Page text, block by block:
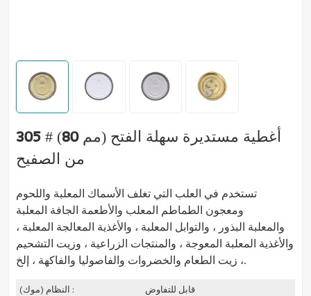
305 # (80 مم) أغطية مستديرة سهلة الفتح
من الصفيح
تستخدم في العلب التي تغلف الأسماك المعلبة واللحوم
ومعجون الطماطم المعلب والأطعمة الجافة المعلبة
والمعلبة البذور ، والتوابل المعلبة ، والأغذية المعالجة المعلبة ،
والأغذية المعلبة المعوجة ، والمنتجات الزراعية ، وزيت التشحيم
،زيت الطعام والخضروات والفاصوليا والفاكهة ، إلخ.
النظام (موك) :
قابل للتفاوض